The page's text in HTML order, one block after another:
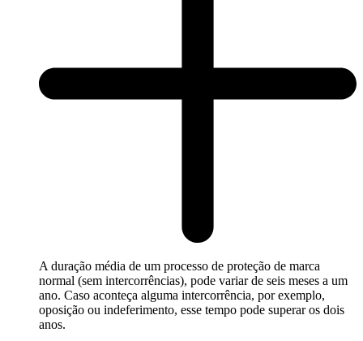
A duração média de um processo de proteção de marca
normal (sem intercorrências), pode variar de seis meses a um
ano. Caso aconteça alguma intercorrência, por exemplo,
oposição ou indeferimento, esse tempo pode superar os dois
anos.